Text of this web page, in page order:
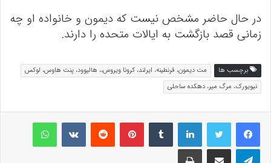
در حال حاضر مشخص نیست که دیمون و خانواده او چه
زمانی قصد بازگشت به ایالات متحده را دارند.
برچسب ها
مت دیمون، قرنطینه، ایرلند، کرونا ویروس،، هالیوود، پنت هاوس، لوکس
نیویورک، مرگ میر، دهکده ساحلی
لینکداینتامبلر پینتریستReddit
VKontakteواتس آپ
تلگرام اشتراک گذاری با ایمیل چاپ